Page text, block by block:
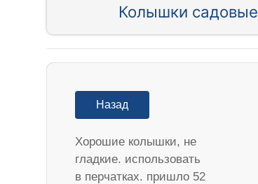
Колышки садовые
Назад
Хорошие колышки, не
гладкие. использовать
в перчатках. пришло 52